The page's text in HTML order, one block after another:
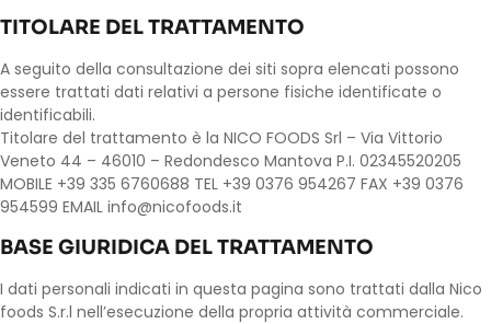
TITOLARE DEL TRATTAMENTO
A seguito della consultazione dei siti sopra elencati possono
essere trattati dati relativi a persone fisiche identificate o
identificabili.
Titolare del trattamento è la NICO FOODS Srl – Via Vittorio
Veneto 44 – 46010 – Redondesco Mantova P.I. 02345520205
MOBILE +39 335 6760688 TEL +39 0376 954267 FAX +39 0376
954599 EMAIL info@nicofoods.it
BASE GIURIDICA DEL TRATTAMENTO
I dati personali indicati in questa pagina sono trattati dalla Nico
foods S.r.l nell’esecuzione della propria attività commerciale.